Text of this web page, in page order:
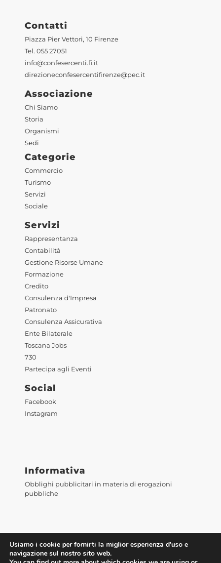
Contatti
Piazza Pier Vettori, 10 Firenze
Tel. 055 27051
info@confesercenti.fi.it
direzioneconfesercentifirenze@pec.it
Associazione
Chi Siamo
Storia
Organismi
Sedi
Categorie
Commercio
Turismo
Servizi
Sociale
Servizi
Rappresentanza
Contabilità
Gestione Risorse Umane
Formazione
Credito
Consulenza d'Impresa
Patronato
Consulenza Assicurativa
Ente Bilaterale
Toscana Jobs
730
Partecipa agli Eventi
Social
Facebook
Instagram
Informativa
Obblighi pubblicitari in materia di erogazioni
pubbliche
Usiamo i cookie per fornirti la miglior esperienza d'uso e
navigazione sul nostro sito web.